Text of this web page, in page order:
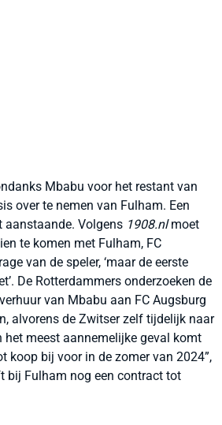
Mbabu voor het restant van
over te nemen van Fulham. Een
aanstaande. Volgens 1908.nlmoet
te komen met Fulham, FC
van de speler, ‘maar de eerste
De Rotterdammers onderzoeken de
van Mbabu aan FC Augsburg
alvorens de Zwitser zelf tijdelijk naar
het meest aannemelijke geval komt
koop bij voor in de zomer van 2024”,
bij Fulham nog een contract tot